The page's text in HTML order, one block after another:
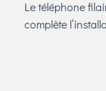
Le téléphone
complète